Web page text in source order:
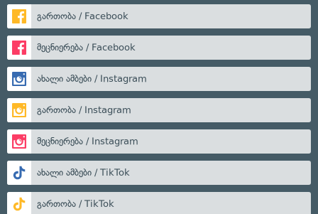
გართობა / Facebook
მეცნიერება / Facebook
ახალი ამბები / Instagram
გართობა / Instagram
მეცნიერება / Instagram
ახალი ამბები / TikTok
გართობა / TikTok